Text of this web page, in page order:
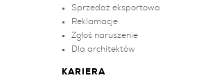
Sprzedaż eksportowa
Reklamacje
Zgłoś naruszenie
Dla architektów
KARIERA